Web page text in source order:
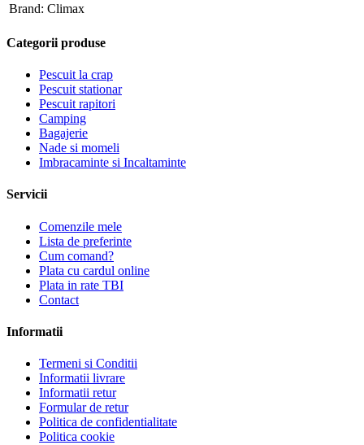
Brand: Climax
Categorii produse
Pescuit la crap
Pescuit stationar
Pescuit rapitori
Camping
Bagajerie
Nade si momeli
Imbracaminte si Incaltaminte
Servicii
Comenzile mele
Lista de preferinte
Cum comand?
Plata cu cardul online
Plata in rate TBI
Contact
Informatii
Termeni si Conditii
Informatii livrare
Informatii retur
Formular de retur
Politica de confidentialitate
Politica cookie